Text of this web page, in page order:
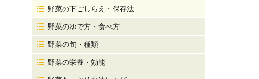
野菜の下ごしらえ・保存法
野菜のゆで方・食べ方
野菜の旬・種類
野菜の栄養・効能